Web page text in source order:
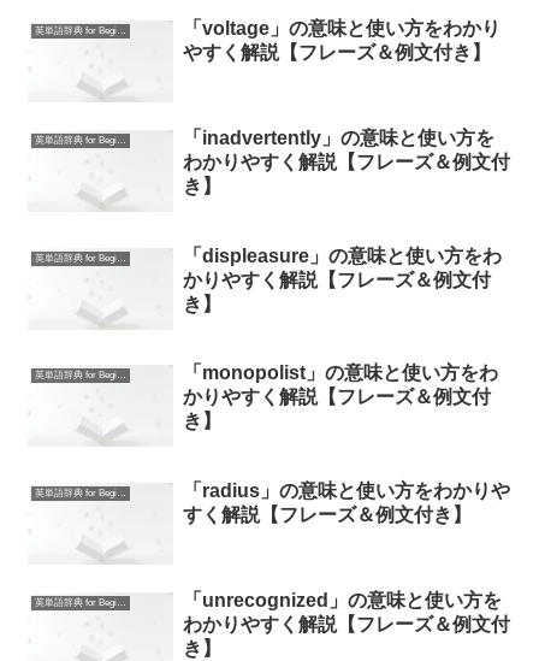
英単語辞典 for Beginners
「voltage」の意味と使い方をわかり
やすく解説【フレーズ＆例文付き】
英単語辞典 for Beginners
「inadvertently」の意味と使い方を
わかりやすく解説【フレーズ＆例文付
き】
英単語辞典 for Beginners
「displeasure」の意味と使い方をわ
かりやすく解説【フレーズ＆例文付
き】
英単語辞典 for Beginners
「monopolist」の意味と使い方をわ
かりやすく解説【フレーズ＆例文付
き】
英単語辞典 for Beginners
「radius」の意味と使い方をわかりや
すく解説【フレーズ＆例文付き】
英単語辞典 for Beginners
「unrecognized」の意味と使い方を
わかりやすく解説【フレーズ＆例文付
き】